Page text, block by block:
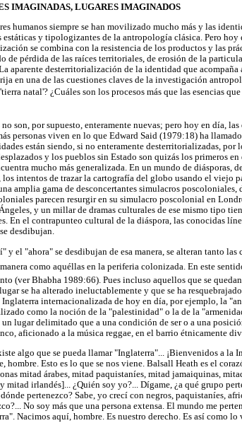
IMAGINADAS, LUGARES IMAGINADOS
humanos siempre se han movilizado mucho más y las
estáticas y tipologizantes de la antropología clásica. Pero
se combina con la resistencia de los productos y las
de pérdida de las raíces territoriales, de erosión de la
aparente desterritorialización de la identidad que acompaña
en una de las cuestiones claves de la investigación
natal'? ¿Cuáles son los procesos más que las
no son, por supuesto, enteramente nuevas; pero hoy en día,
personas viven en lo que Edward Said (1979:18) ha
están siendo, si no enteramente desterritorializadas,
y los pueblos sin Estado son quizás los primeros
mucho más generalizada. En un mundo de diásporas,
los intentos de trazar la cartografía del globo usando el viejo
amplia gama de desconcertantes simulacros
parecen resurgir en su simulacro poscolonial en
y un millar de dramas culturales de ese mismo tipo
En el contrapunteo cultural de la diáspora, las conocidas
desdibujan.
y el "ahora" se desdibujan de esa manera, se alteran tanto
como aquéllas en la periferia colonizada. En este
(ver Bhabha 1989:66). Pues incluso aquellos que se
se ha alterado ineluctablemente y que se ha
internacionalizada de hoy en día, por ejemplo, la
como la noción de la "palestinidad" o la de la
un lugar delimitado que a una condición de ser o a una
aficionado a la música reggae, en el barrio étnicamente
algo que se pueda llamar "Inglaterra"... ¡Bienvenidos a la
hombre. Esto es lo que se nos viene. Balsall Heath es el
mitad árabes, mitad paquistaníes, mitad jamaiquinas,
y mitad irlandés]... ¿Quién soy yo?... Dígame, ¿a qué grupo
pertenezco? Sabe, yo crecí con negros, paquistaníes,
No soy más que una persona extensa. El mundo me
Nacimos aquí, hombre. Es nuestro derecho. Es así como